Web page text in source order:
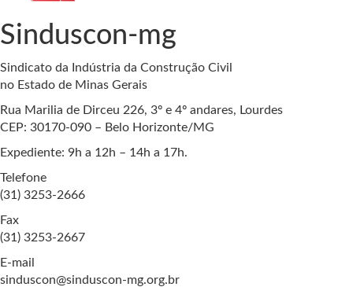
Sinduscon-mg
Sindicato da Indústria da Construção Civil
no Estado de Minas Gerais
Rua Marilia de Dirceu 226, 3º e 4º andares, Lourdes
CEP: 30170-090 – Belo Horizonte/MG
Expediente: 9h a 12h – 14h a 17h.
Telefone
(31) 3253-2666
Fax
(31) 3253-2667
E-mail
sinduscon@sinduscon-mg.org.br